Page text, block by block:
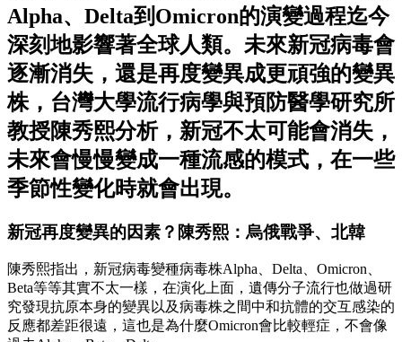
Alpha、Delta到Omicron的演變過程迄今
深刻地影響著全球人類。未來新冠病毒會
逐漸消失，還是再度變異成更頑強的變異
株，台灣大學流行病學與預防醫學研究所
教授陳秀熙分析，新冠不太可能會消失，
未來會慢慢變成一種流感的模式，在一些
季節性變化時就會出現。
新冠再度變異的因素？陳秀熙：烏俄戰爭、北韓
陳秀熙指出，新冠病毒變種病毒株Alpha、Delta、Omicron、
Beta等等其實不太一樣，在演化上面，遺傳分子流行也做過研
究發現抗原本身的變異以及病毒株之間中和抗體的交互感染的
反應都差距很遠，這也是為什麼Omicron會比較輕症，不會像